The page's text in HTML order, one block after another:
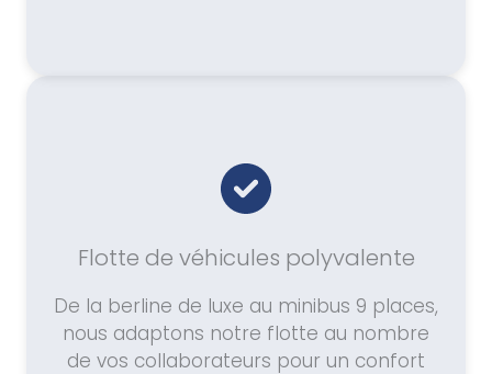
Flotte de véhicules polyvalente
De la berline de luxe au minibus 9 places,
nous adaptons notre flotte au nombre
de vos collaborateurs pour un confort